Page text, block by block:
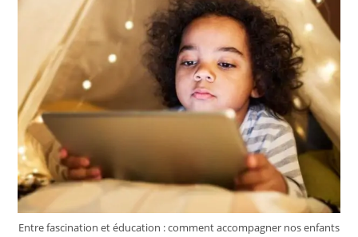
Entre fascination et éducation : comment accompagner nos enfants